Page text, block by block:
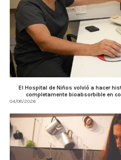
El Hospital de Niños volvió a hacer
completamente bioabsorbible en
04/08/2026